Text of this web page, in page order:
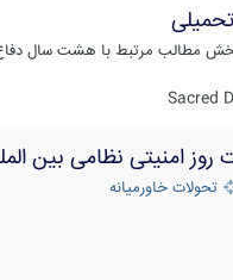
مطالب مرتبط با هشت سال
Sacred
روز امنیتی نظامی بین
تحولات خاورمیانه